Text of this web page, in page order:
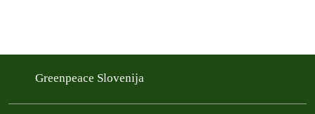
Greenpeace Slovenija